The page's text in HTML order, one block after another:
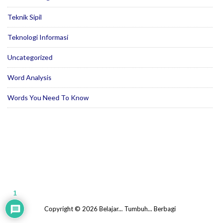
Teknik Sipil
Teknologi Informasi
Uncategorized
Word Analysis
Words You Need To Know
Copyright © 2026 Belajar... Tumbuh... Berbagi
1